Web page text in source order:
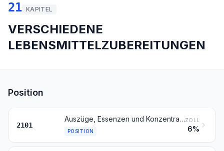
21 KAPITEL
VERSCHIEDENE
LEBENSMITTELZUBEREITUNGEN
Position
2101
Auszüge, Essenzen und Konzentrate aus Kaffee, Tee oder Mate und Zubereitungen auf der Grundlage dieser Waren oder auf der Grundlage von Kaffee, Tee oder Mate; geröstete Zichorien und andere geröstete Kaffeemittel sowie Auszüge, Essenzen und Konzentrate hieraus
POSITION
ZOLL
6%